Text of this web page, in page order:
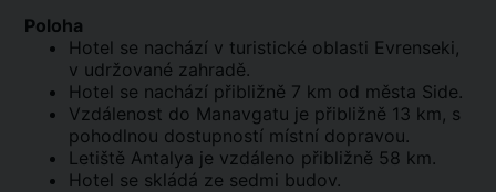
Poloha
Hotel se nachází v turistické oblasti Evrenseki,
v udržované zahradě.
Hotel se nachází přibližně 7 km od města Side.
Vzdálenost do Manavgatu je přibližně 13 km, s
pohodlnou dostupností místní dopravou.
Letiště Antalya je vzdáleno přibližně 58 km.
Hotel se skládá ze sedmi budov.